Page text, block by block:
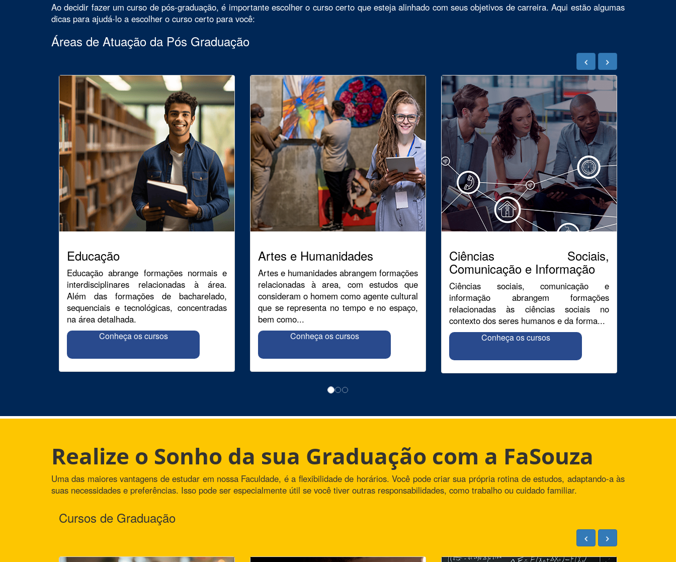
Ao decidir fazer um curso de pós-graduação, é importante escolher o curso certo que esteja alinhado com seus objetivos de carreira. Aqui estão algumas
dicas para ajudá-lo a escolher o curso certo para você:
Áreas de Atuação da Pós Graduação
Educação
Educação abrange formações normais e
interdisciplinares relacionadas à área.
Além das formações de bacharelado,
sequenciais e tecnológicas, concentradas
na área detalhada.
Conheça os cursos
Artes e Humanidades
Artes e humanidades abrangem formações
relacionadas à area, com estudos que
consideram o homem como agente cultural
que se representa no tempo e no espaço,
bem como...
Conheça os cursos
Ciências Sociais,
Comunicação e Informação
Ciências sociais, comunicação e
informação abrangem formações
relacionadas às ciências sociais no
contexto dos seres humanos e da forma...
Conheça os cursos
Realize o Sonho da sua Graduação com a FaSouza
Uma das maiores vantagens de estudar em nossa Faculdade, é a flexibilidade de horários. Você pode criar sua própria rotina de estudos, adaptando-a às
suas necessidades e preferências. Isso pode ser especialmente útil se você tiver outras responsabilidades, como trabalho ou cuidado familiar.
Cursos de Graduação